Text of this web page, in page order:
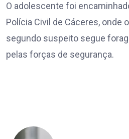
O adolescente foi
Polícia Civil de Cáceres, onde
segundo suspeito segue
pelas forças de segurança.